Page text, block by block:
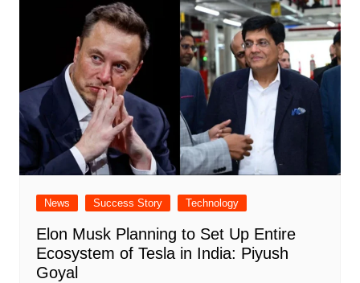
News Success Story Technology
Elon Musk Planning to Set Up Entire
Ecosystem of Tesla in India: Piyush
Goyal